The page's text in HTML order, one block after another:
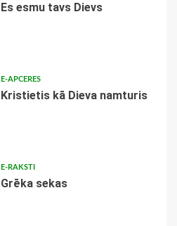
Es esmu tavs Dievs
E-APCERES
Kristietis kā Dieva namturis
E-RAKSTI
Grēka sekas